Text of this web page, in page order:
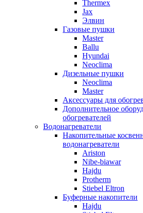
Thermex
Jax
Элвин
Газовые пушки
Master
Ballu
Hyundai
Neoclima
Дизельные пушки
Neoclima
Master
Аксессуары для
Дополнительное
обогревателей
Водонагреватели
Накопительные
водонагреватели
Ariston
Nibe-biawar
Hajdu
Protherm
Stiebel Eltron
Буферные накопители
Hajdu